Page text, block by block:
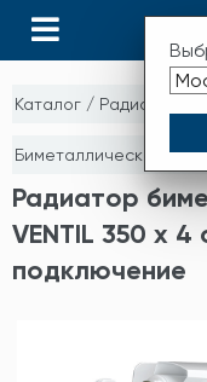
Каталог / Радиаторы
Биметаллические
Радиатор
VENTIL 350 х
подключение